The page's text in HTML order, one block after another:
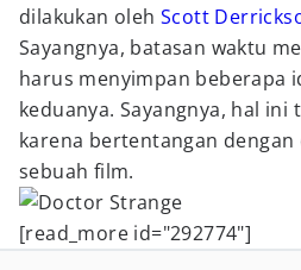
dilakukan olehScott
Sayangnya, batasan waktu
harus menyimpan beberapa
keduanya. Sayangnya, hal ini
karena bertentangan
sebuah film.
[read_more id="292774"]